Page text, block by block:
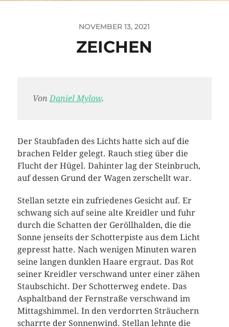
NOVEMBER 13, 2021
ZEICHEN
VonDaniel Mylow.
Der Staubfaden des Lichts hatte sich auf die
brachen Felder gelegt. Rauch stieg über die
Flucht der Hügel. Dahinter lag der Steinbruch,
auf dessen Grund der Wagen zerschellt war.
Stellan setzte ein zufriedenes Gesicht auf. Er
schwang sich auf seine alte Kreidler und fuhr
durch die Schatten der Geröllhalden, die die
Sonne jenseits der Schotterpiste aus dem Licht
gepresst hatte. Nach wenigen Minuten waren
seine langen dunklen Haare ergraut. Das Rot
seiner Kreidler verschwand unter einer zähen
Staubschicht. Der Schotterweg endete. Das
Asphaltband der Fernstraße verschwand im
Mittagshimmel. In den verdorrten Sträuchern
scharrte der Sonnenwind. Stellan lehnte die